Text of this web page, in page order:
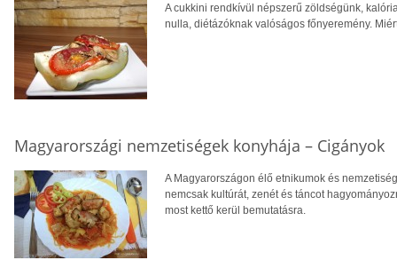
A cukkini rendkívül népszerű zöldségünk,
nulla, diétázóknak valóságos főnyeremény.
Magyarországi nemzetiségek konyhája – Cigányok
A Magyarországon élő etnikumok és
nemcsak kultúrát, zenét és táncot
most kettő kerül bemutatásra.